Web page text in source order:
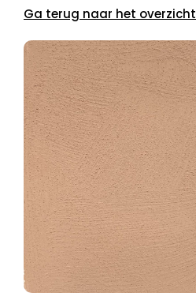
Blogs
Pakketten
Ga terug naar het overzicht
Blogs
Producten
Alle producten
Pakketten
Verf
Primers
Coatings
Klantenservice
Algemene voorwaarden
Instructievideos
Blogs
Klachtenregeling
Inspiratie
FAQ